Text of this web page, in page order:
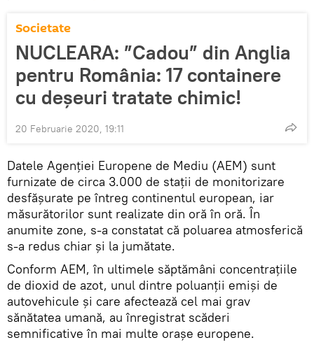
Societate
NUCLEARA: ”Cadou” din Anglia
pentru România: 17 containere
cu deșeuri tratate chimic!
20 Februarie 2020, 19:11
Datele Agenţiei Europene de Mediu (AEM) sunt
furnizate de circa 3.000 de staţii de monitorizare
desfăşurate pe întreg continentul european, iar
măsurătorilor sunt realizate din oră în oră. În
anumite zone, s-a constatat că poluarea atmosferică
s-a redus chiar şi la jumătate.
Conform AEM, în ultimele săptămâni concentraţiile
de dioxid de azot, unul dintre poluanţii emişi de
autovehicule şi care afectează cel mai grav
sănătatea umană, au înregistrat scăderi
semnificative în mai multe oraşe europene.